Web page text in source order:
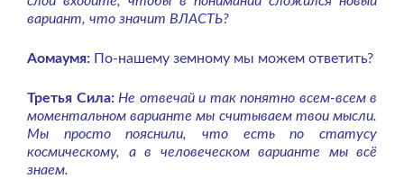
вариант, что значит ВЛАСТЬ?
Аомаумя: По-нашему земному мы можем ответить?
Третья Сила: Не отвечай и так понятно всем-всем в
моментальном варианте мы считываем твои мысли.
Мы просто пояснили, что есть по статусу
космическому, а в человеческом варианте мы всё
знаем.